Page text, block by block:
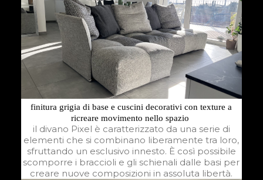
finitura grigia di base e cuscini decorativi con texture a
ricreare movimento nello spazio
il divano Pixel è caratterizzato da una serie di
elementi che si combinano liberamente tra loro,
sfruttando un esclusivo innesto. È così possibile
scomporre i braccioli e gli schienali dalle basi per
creare nuove composizioni in assoluta libertà.